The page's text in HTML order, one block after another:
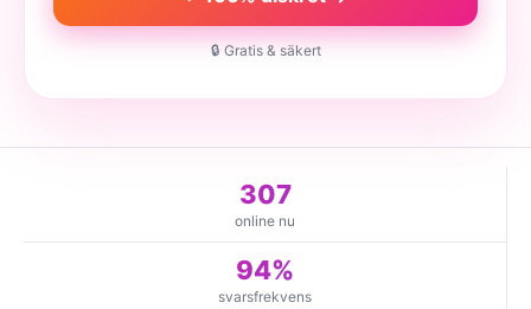
🔒 Gratis & säkert
307
online nu
94%
svarsfrekvens